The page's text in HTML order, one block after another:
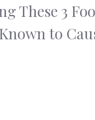
These 3
to